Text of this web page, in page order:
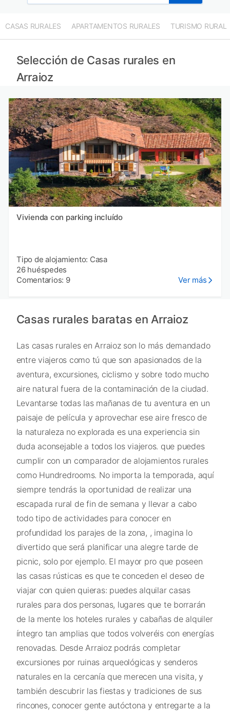
CASAS RURALES APARTAMENTOS RURALES TURISMO RURAL
Selección de Casas rurales en
Arraioz
Vivienda con parking incluído
Tipo de alojamiento: Casa
26 huéspedes
Comentarios: 9
Ver más
Casas rurales baratas en Arraioz
Las casas rurales en Arraioz son lo más demandado
entre viajeros como tú que son apasionados de la
aventura, excursiones, ciclismo y sobre todo mucho
aire natural fuera de la contaminación de la ciudad.
Levantarse todas las mañanas de tu aventura en un
paisaje de película y aprovechar ese aire fresco de
la naturaleza no explorada es una experiencia sin
duda aconsejable a todos los viajeros. que puedes
cumplir con un comparador de alojamientos rurales
como Hundredrooms. No importa la temporada, aquí
siempre tendrás la oportunidad de realizar una
escapada rural de fin de semana y llevar a cabo
todo tipo de actividades para conocer en
profundidad los parajes de la zona, , imagina lo
divertido que será planificar una alegre tarde de
picnic, solo por ejemplo. El mayor pro que poseen
las casas rústicas es que te conceden el deseo de
viajar con quien quieras: puedes alquilar casas
rurales para dos personas, lugares que te borrarán
de la mente los hoteles rurales y cabañas de alquiler
íntegro tan amplias que todos volveréis con energías
renovadas. Desde Arraioz podrás completar
excursiones por ruinas arqueológicas y senderos
naturales en la cercanía que merecen una visita, y
también descubrir las fiestas y tradiciones de sus
rincones, conocer gente autóctona y entregarte a la